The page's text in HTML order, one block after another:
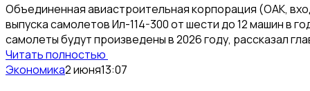
Объединенная авиастроительная корпорация (ОАК,
выпуска самолетов Ил-114-300 от шести до 12 машин в
самолеты будут произведены в 2026 году, рассказал
Читать полностью
Экономика2 июня13:07